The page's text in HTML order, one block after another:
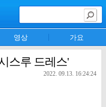
영상 가요
스루 드레스'
2022. 09.13. 16:24:24